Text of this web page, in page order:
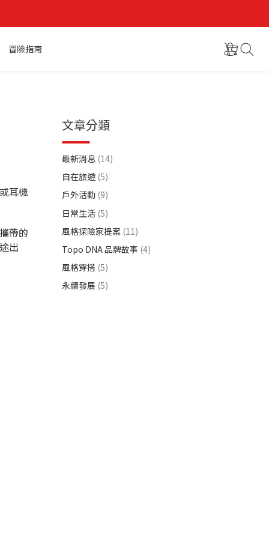
冒險指南
耳機
帶的
出
文章分類
最新消息 (14)
自在旅遊 (5)
戶外活動 (9)
日常生活 (5)
風格探險家提案 (11)
Topo DNA 品牌故事 (4)
風格穿搭 (5)
永續發展 (5)